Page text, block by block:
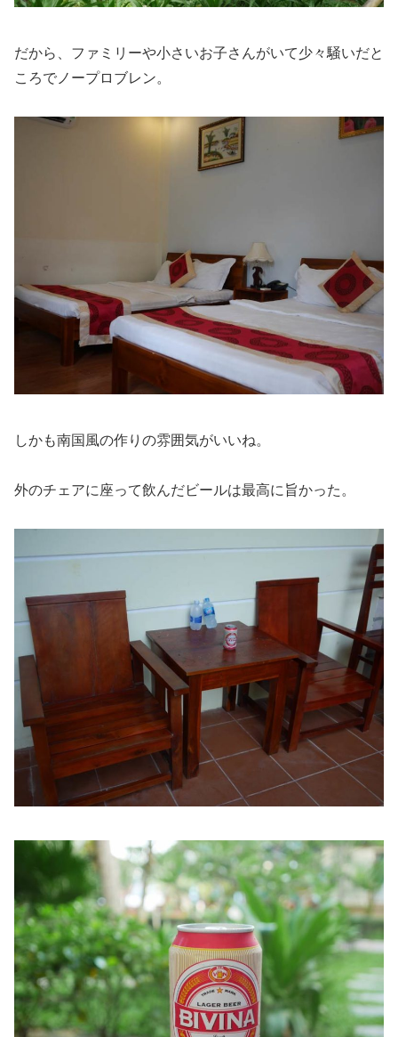
だから、ファミリーや小さいお子さんがいて少々騒いだと
ころでノープロブレン。
しかも南国風の作りの雰囲気がいいね。
外のチェアに座って飲んだビールは最高に旨かった。